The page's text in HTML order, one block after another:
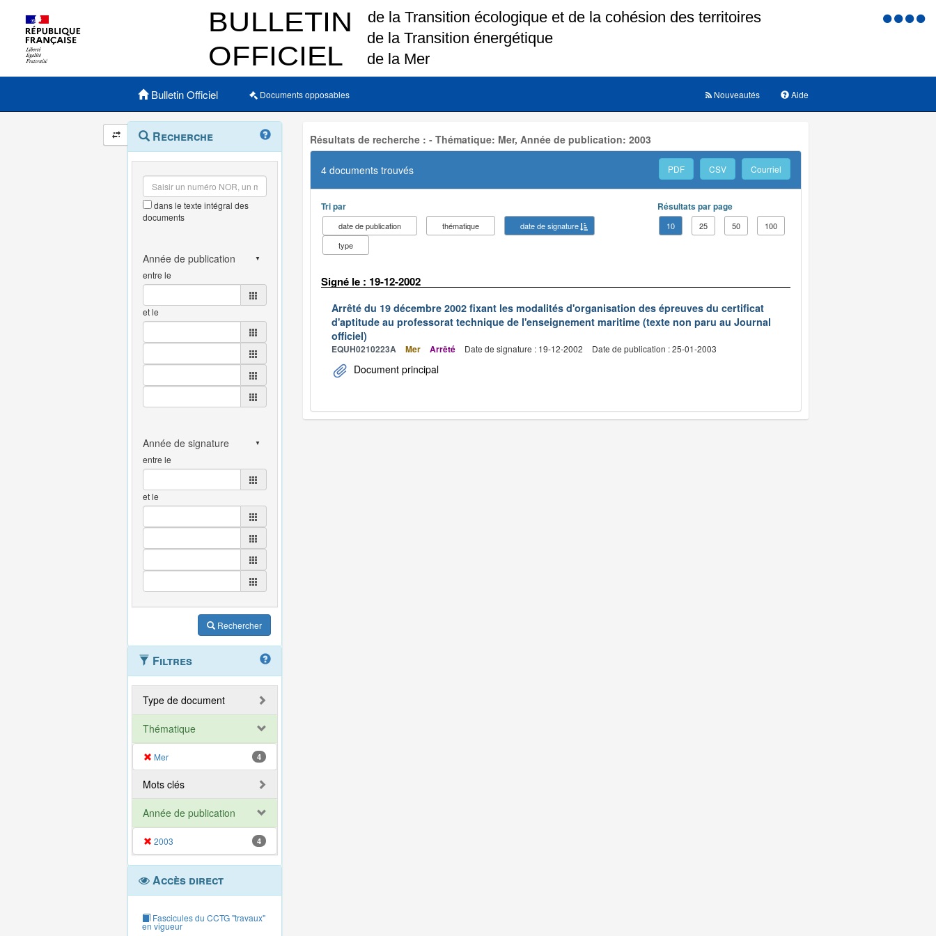
Menu
Menu principal
Bulletin Officiel Documents opposables Aide
Nouveautés
Navigation
et
outils
annexes
Menu
contextuel
Recherche
dans le texte intégral des
documents
entre le
et le
entre le
et le
Rechercher
Filtres
Type de document
Thématique
Mer 4
Mots clés
Année de publication
2003 4
Accès direct
Fascicules du CCTG "travaux"
en vigueur
Résultats de recherche : - Thématique: Mer, Année de publication: 2003
4 documents trouvés PDF CSV Courriel
Tri par
date de publication thématique
date de signature
type
Résultats par page
10 25 50 100
Signé le : 19-12-2002
Arrêté du 19 décembre 2002 fixant les modalités d'organisation des épreuves du certificat
d'aptitude au professorat technique de l'enseignement maritime (texte non paru au Journal
officiel)
EQUH0210223A Mer Arrêté Date de signature : 19-12-2002 Date de publication : 25-01-2003
Document principal